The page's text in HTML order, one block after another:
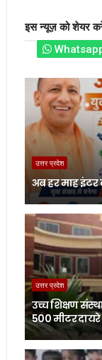
इस न्यूज़ को शेयर
उत्तर प्रदेश
अब हर माह इंटर
उत्तर प्रदेश
उच्च शिक्षण
500 मीटर दायरे